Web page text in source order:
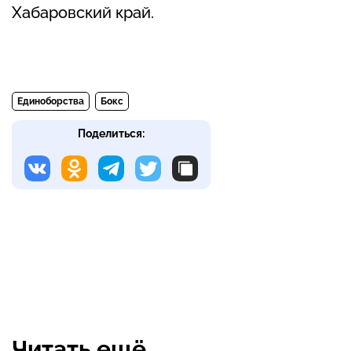
Хабаровский край.
Единоборства Бокс
Поделиться: